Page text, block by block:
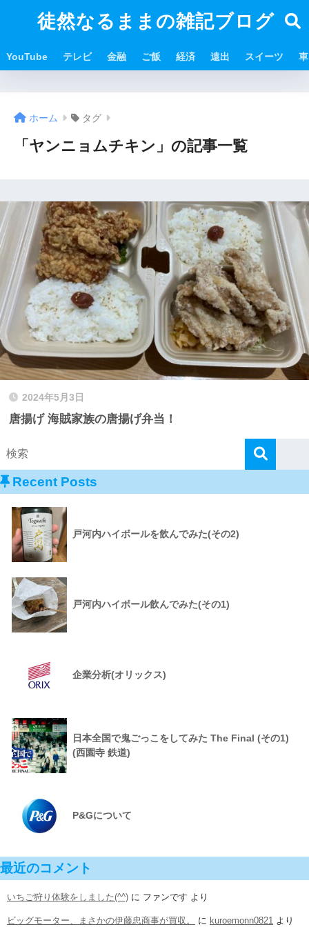
徒然なるままの雑記ブログ
YouTube テレビ 金融 ご飯 経済 遠出 スイーツ 車
ホーム タグ
「ヤンニョムチキン」の記事一覧
2024年5月3日
唐揚げ 海賊家族の唐揚げ弁当！
Recent Posts
戸河内ハイボールを飲んでみた(その2)
戸河内ハイボール飲んでみた(その1)
企業分析(オリックス)
日本全国で鬼ごっこをしてみた The Final (その1)
(西園寺 鉄道)
P&Gについて
最近のコメント
いちご狩り体験をしました(^^) に ファンです より
ビッグモーター、まさかの伊藤忠商事が買収。 に kuroemonn0821 より